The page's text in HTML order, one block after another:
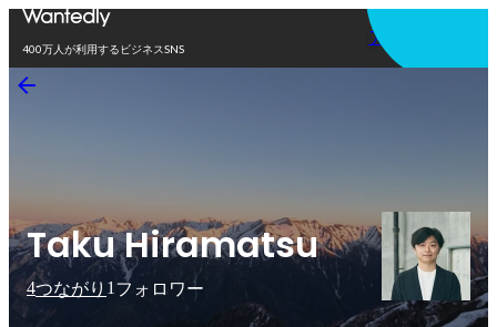
400万人が利用するビジネスSNS
アプリを使う
Taku Hiramatsu
4つながり 1 フォロワー